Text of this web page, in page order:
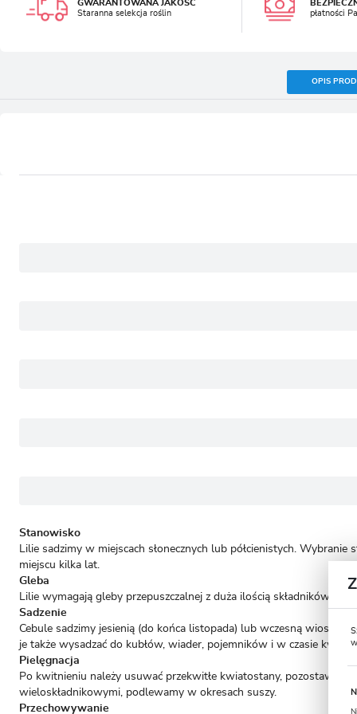
GWARANTOWANA JAKOŚĆ
Staranna selekcja roślin
płatności
OPIS
Stanowisko
Lilie sadzimy w miejscach słonecznych lub półcienistych.
miejscu kilka lat.
Gleba
Lilie wymagają gleby przepuszczalnej z duża ilością składników
Sadzenie
Cebule sadzimy jesienią (do końca listopada) lub wczesną wiosną
je także wysadzać do kubłów, wiader, pojemników i w czasie
Pielęgnacja
Po kwitnieniu należy usuwać przekwitłe kwiatostany,
wieloskładnikowymi, podlewamy w okresach suszy.
Przechowywanie